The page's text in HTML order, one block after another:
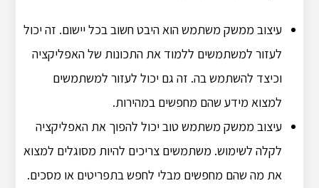
עיצוב ממשק משתמש הוא היבט חשוב בכל יישום. זה יכול
לעזור למשתמשים ללמוד את התכונות של האפליקציה
וכיצד להשתמש בה. זה גם יכול לעזור למשתמשים
למצוא מידע שהם מחפשים במהירות.
עיצוב ממשק משתמש טוב יכול להפוך את האפליקציה
לקלה לשימוש. משתמשים צריכים להיות מסוגלים למצוא
את מה שהם מחפשים מבלי לחפש בתפריטים או מסכים.